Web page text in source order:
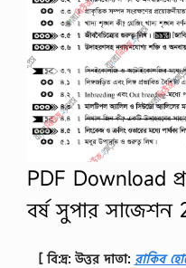
PDF Download
বর্ষ সুপার সাজেশন
[ বি:দ্র: উত্তর দাতা: রাকিব